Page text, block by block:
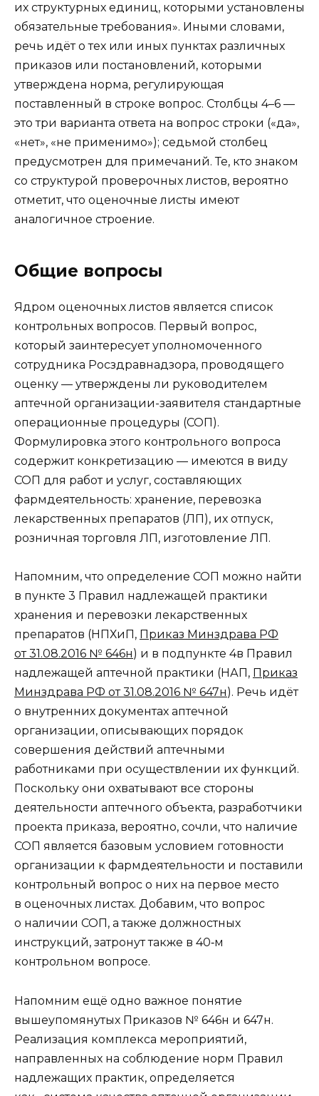
их структурных единиц, которыми установлены
обязательные требования». Иными словами,
речь идёт о тех или иных пунктах различных
приказов или постановлений, которыми
утверждена норма, регулирующая
поставленный в строке вопрос. Столбцы 4–6 —
это три варианта ответа на вопрос строки («да»,
«нет», «не применимо»); седьмой столбец
предусмотрен для примечаний. Те, кто знаком
со структурой проверочных листов, вероятно
отметит, что оценочные листы имеют
аналогичное строение.
Общие вопросы
Ядром оценочных листов является список
контрольных вопросов. Первый вопрос,
который заинтересует уполномоченного
сотрудника Росздравнадзора, проводящего
оценку — утверждены ли руководителем
аптечной организации-заявителя стандартные
операционные процедуры (СОП).
Формулировка этого контрольного вопроса
содержит конкретизацию — имеются в виду
СОП для работ и услуг, составляющих
фармдеятельность: хранение, перевозка
лекарственных препаратов (ЛП), их отпуск,
розничная торговля ЛП, изготовление ЛП.
Напомним, что определение СОП можно найти
в пункте 3 Правил надлежащей практики
хранения и перевозки лекарственных
препаратов (НПХиП, Приказ Минздрава РФ
от 31.08.2016 № 646н) и в подпункте 4в Правил
надлежащей аптечной практики (НАП, Приказ
Минздрава РФ от 31.08.2016 № 647н). Речь идёт
о внутренних документах аптечной
организации, описывающих порядок
совершения действий аптечными
работниками при осуществлении их функций.
Поскольку они охватывают все стороны
деятельности аптечного объекта, разработчики
проекта приказа, вероятно, сочли, что наличие
СОП является базовым условием готовности
организации к фармдеятельности и поставили
контрольный вопрос о них на первое место
в оценочных листах. Добавим, что вопрос
о наличии СОП, а также должностных
инструкций, затронут также в 40‑м
контрольном вопросе.
Напомним ещё одно важное понятие
вышеупомянутых Приказов № 646н и 647н.
Реализация комплекса мероприятий,
направленных на соблюдение норм Правил
надлежащих практик, определяется